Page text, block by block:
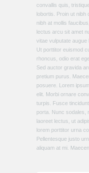
convallis quis,
lobortis. Proin ut nibh
nibh at mollis
lectus arcu sit amet
vitae vulputate augue
Ut porttitor euismod
rhoncus, odio erat
Sed auctor gravida
pretium purus.
posuere. Lorem
elit. Morbi ornare
turpis. Fusce
porta. Nunc sodales,
laoreet lectus, ut
lorem porttitor urna
Pellentesque justo
aliquam at mi.